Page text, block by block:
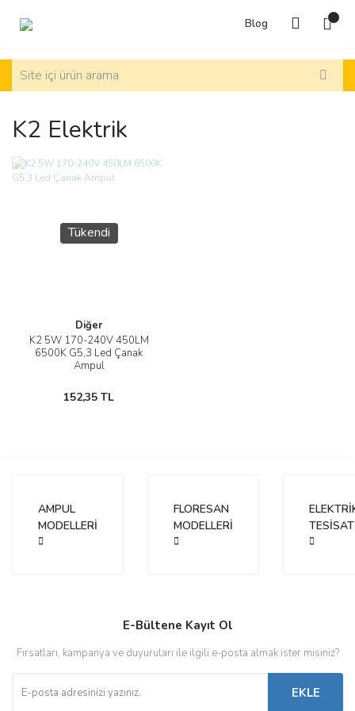
Blog
K2 Elektrik
Tükendi
Diğer
K2 5W 170-240V 450LM
6500K G5,3 Led Çanak
Ampul
152,35 TL
AMPUL
MODELLERİ
FLORESAN
MODELLERİ
TESİSAT
E-Bültene Kayıt Ol
Fırsatları, kampanya ve duyuruları ile ilgili e-posta almak ister misiniz?
EKLE